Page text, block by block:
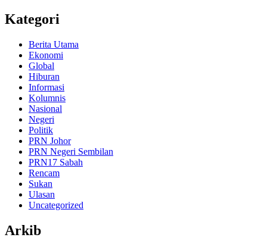
Kategori
Berita Utama
Ekonomi
Global
Hiburan
Informasi
Kolumnis
Nasional
Negeri
Politik
PRN Johor
PRN Negeri Sembilan
PRN17 Sabah
Rencam
Sukan
Ulasan
Uncategorized
Arkib